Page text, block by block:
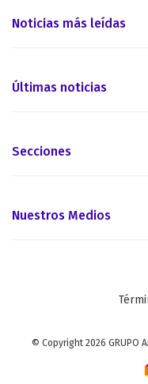
Noticias más leídas
Últimas noticias
Secciones
Nuestros Medios
© Copyright 2026 GRUPO